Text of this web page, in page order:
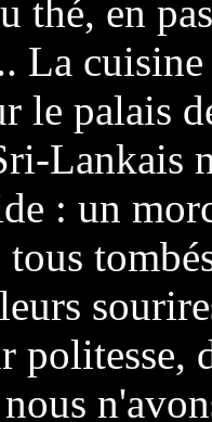
thé, en
La
le palais
Lankais
: un
tous